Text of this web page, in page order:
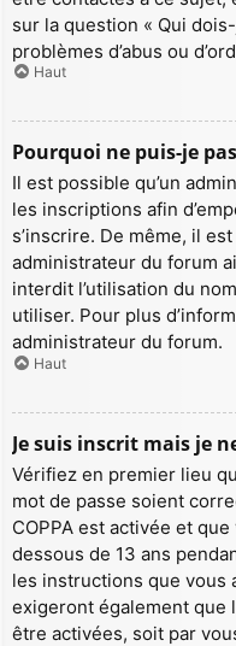
sur la question « Qui
problèmes d’abus ou
Haut
Pourquoi ne puis-je
Il est possible qu’un
les inscriptions afin
s’inscrire. De même, il
administrateur du forum
interdit l’utilisation du
utiliser. Pour plus
administrateur du forum.
Haut
Je suis inscrit mais je
Vérifiez en premier lieu
mot de passe soient
COPPA est activée et
dessous de 13 ans
les instructions que vous
exigeront également
être activées, soit par